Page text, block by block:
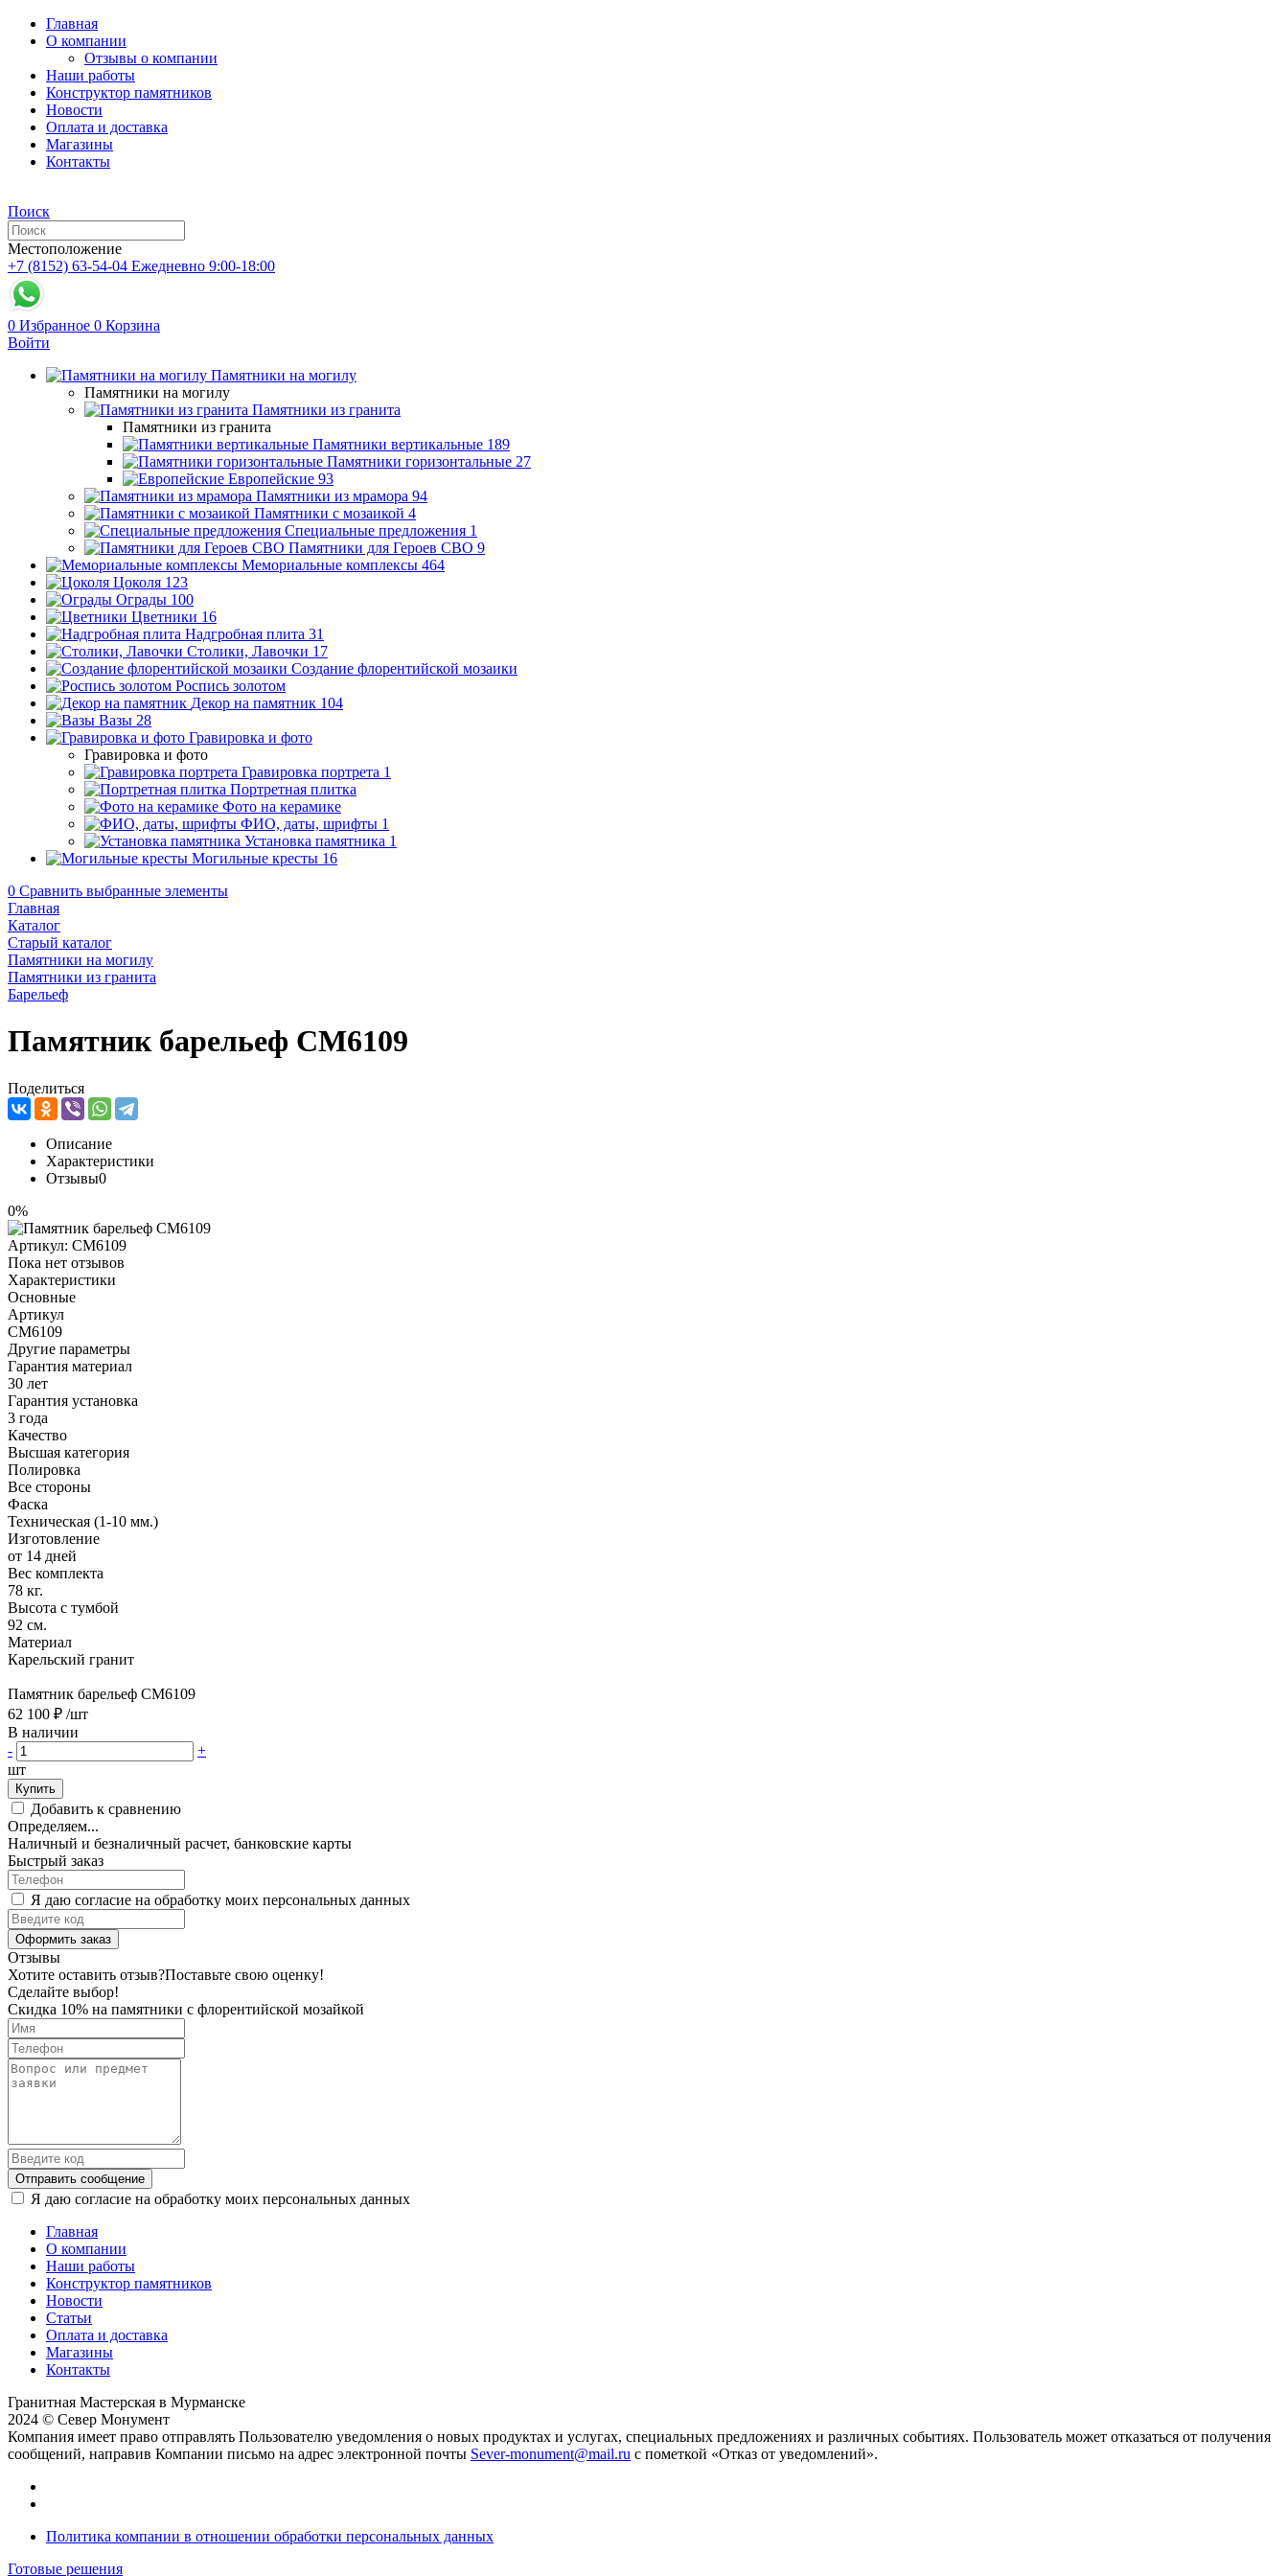
Главная
О компании
Отзывы о компании
Наши работы
Конструктор памятников
Новости
Оплата и доставка
Магазины
Контакты
Поиск
Местоположение
+7 (8152) 63-54-04 Ежедневно 9:00-18:00
0 Избранное 0 Корзина
Войти
Памятники на могилу
Памятники на могилу
Памятники из гранита
Памятники из гранита
Памятники вертикальные 189
Памятники горизонтальные 27
Европейские 93
Памятники из мрамора 94
Памятники с мозаикой 4
Специальные предложения 1
Памятники для Героев СВО 9
Мемориальные комплексы 464
Цоколя 123
Ограды 100
Цветники 16
Надгробная плита 31
Столики, Лавочки 17
Создание флорентийской мозаики
Роспись золотом
Декор на памятник 104
Вазы 28
Гравировка и фото
Гравировка и фото
Гравировка портрета 1
Портретная плитка
Фото на керамике
ФИО, даты, шрифты 1
Установка памятника 1
Могильные кресты 16
0 Сравнить выбранные элементы
Главная
Каталог
Старый каталог
Памятники на могилу
Памятники из гранита
Барельеф
Памятник барельеф CM6109
Поделиться
Описание
Характеристики
Отзывы0
0%
Артикул: CM6109
Пока нет отзывов
Характеристики
Основные
Артикул
CM6109
Другие параметры
Гарантия материал
30 лет
Гарантия установка
3 года
Качество
Высшая категория
Полировка
Все стороны
Фаска
Техническая (1-10 мм.)
Изготовление
от 14 дней
Вес комплекта
78 кг.
Высота с тумбой
92 см.
Материал
Карельский гранит
Памятник барельеф CM6109
62 100 ₽ /шт
В наличии
-
+
шт
Купить
Добавить к сравнению
Определяем...
Наличный и безналичный расчет, банковские карты
Быстрый заказ
Я даю согласие на обработку моих персональных данных
Оформить заказ
Отзывы
Хотите оставить отзыв?Поставьте свою оценку!
Сделайте выбор!
Скидка 10% на памятники с флорентийской мозайкой
Отправить сообщение
Я даю согласие на обработку моих персональных данных
Главная
О компании
Наши работы
Конструктор памятников
Новости
Статьи
Оплата и доставка
Магазины
Контакты
Гранитная Мастерская в Мурманске
2024 © Север Монумент
Компания имеет право отправлять Пользователю уведомления о новых продуктах и услугах, специальных предложениях и различных событиях. Пользователь может отказаться от получения
сообщений, направив Компании письмо на адрес электронной почты Sever-monument@mail.ru с пометкой «Отказ от уведомлений».
Политика компании в отношении обработки персональных данных
Готовые решения